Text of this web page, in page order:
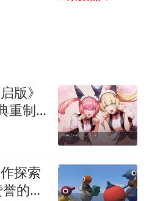
版》
重制
探索
的多